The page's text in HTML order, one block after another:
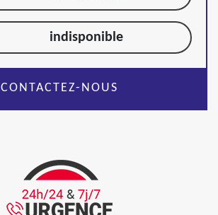
indisponible
CONTACTEZ-NOUS